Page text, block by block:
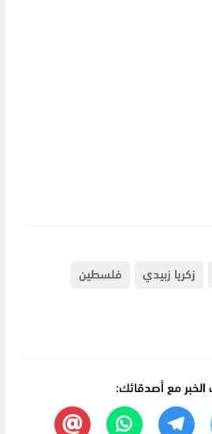
زكريا زبيدي
فلسطين
مع أصدقائك: